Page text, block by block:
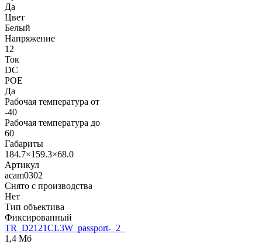
Да
Цвет
Белый
Напряжение
12
Ток
DC
POE
Да
Рабочая температура от
-40
Рабочая температура до
60
Габариты
184.7×159.3×68.0
Артикул
acam0302
Снято с производства
Нет
Тип объектива
Фиксированный
TR_D2121CL3W_passport-_2_
1,4 Мб